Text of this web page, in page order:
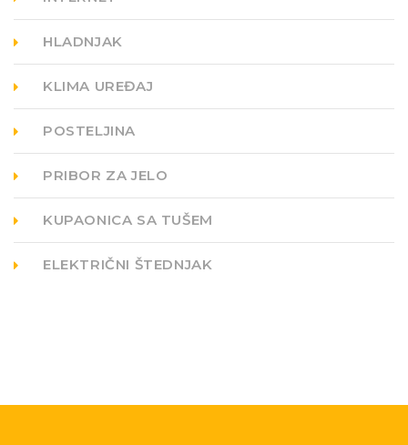
HLADNJAK
KLIMA UREĐAJ
POSTELJINA
PRIBOR ZA JELO
KUPAONICA SA TUŠEM
ELEKTRIČNI ŠTEDNJAK